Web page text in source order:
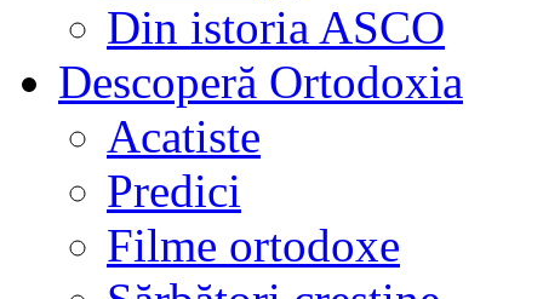
Din istoria ASCO
Descoperă Ortodoxia
Acatiste
Predici
Filme ortodoxe